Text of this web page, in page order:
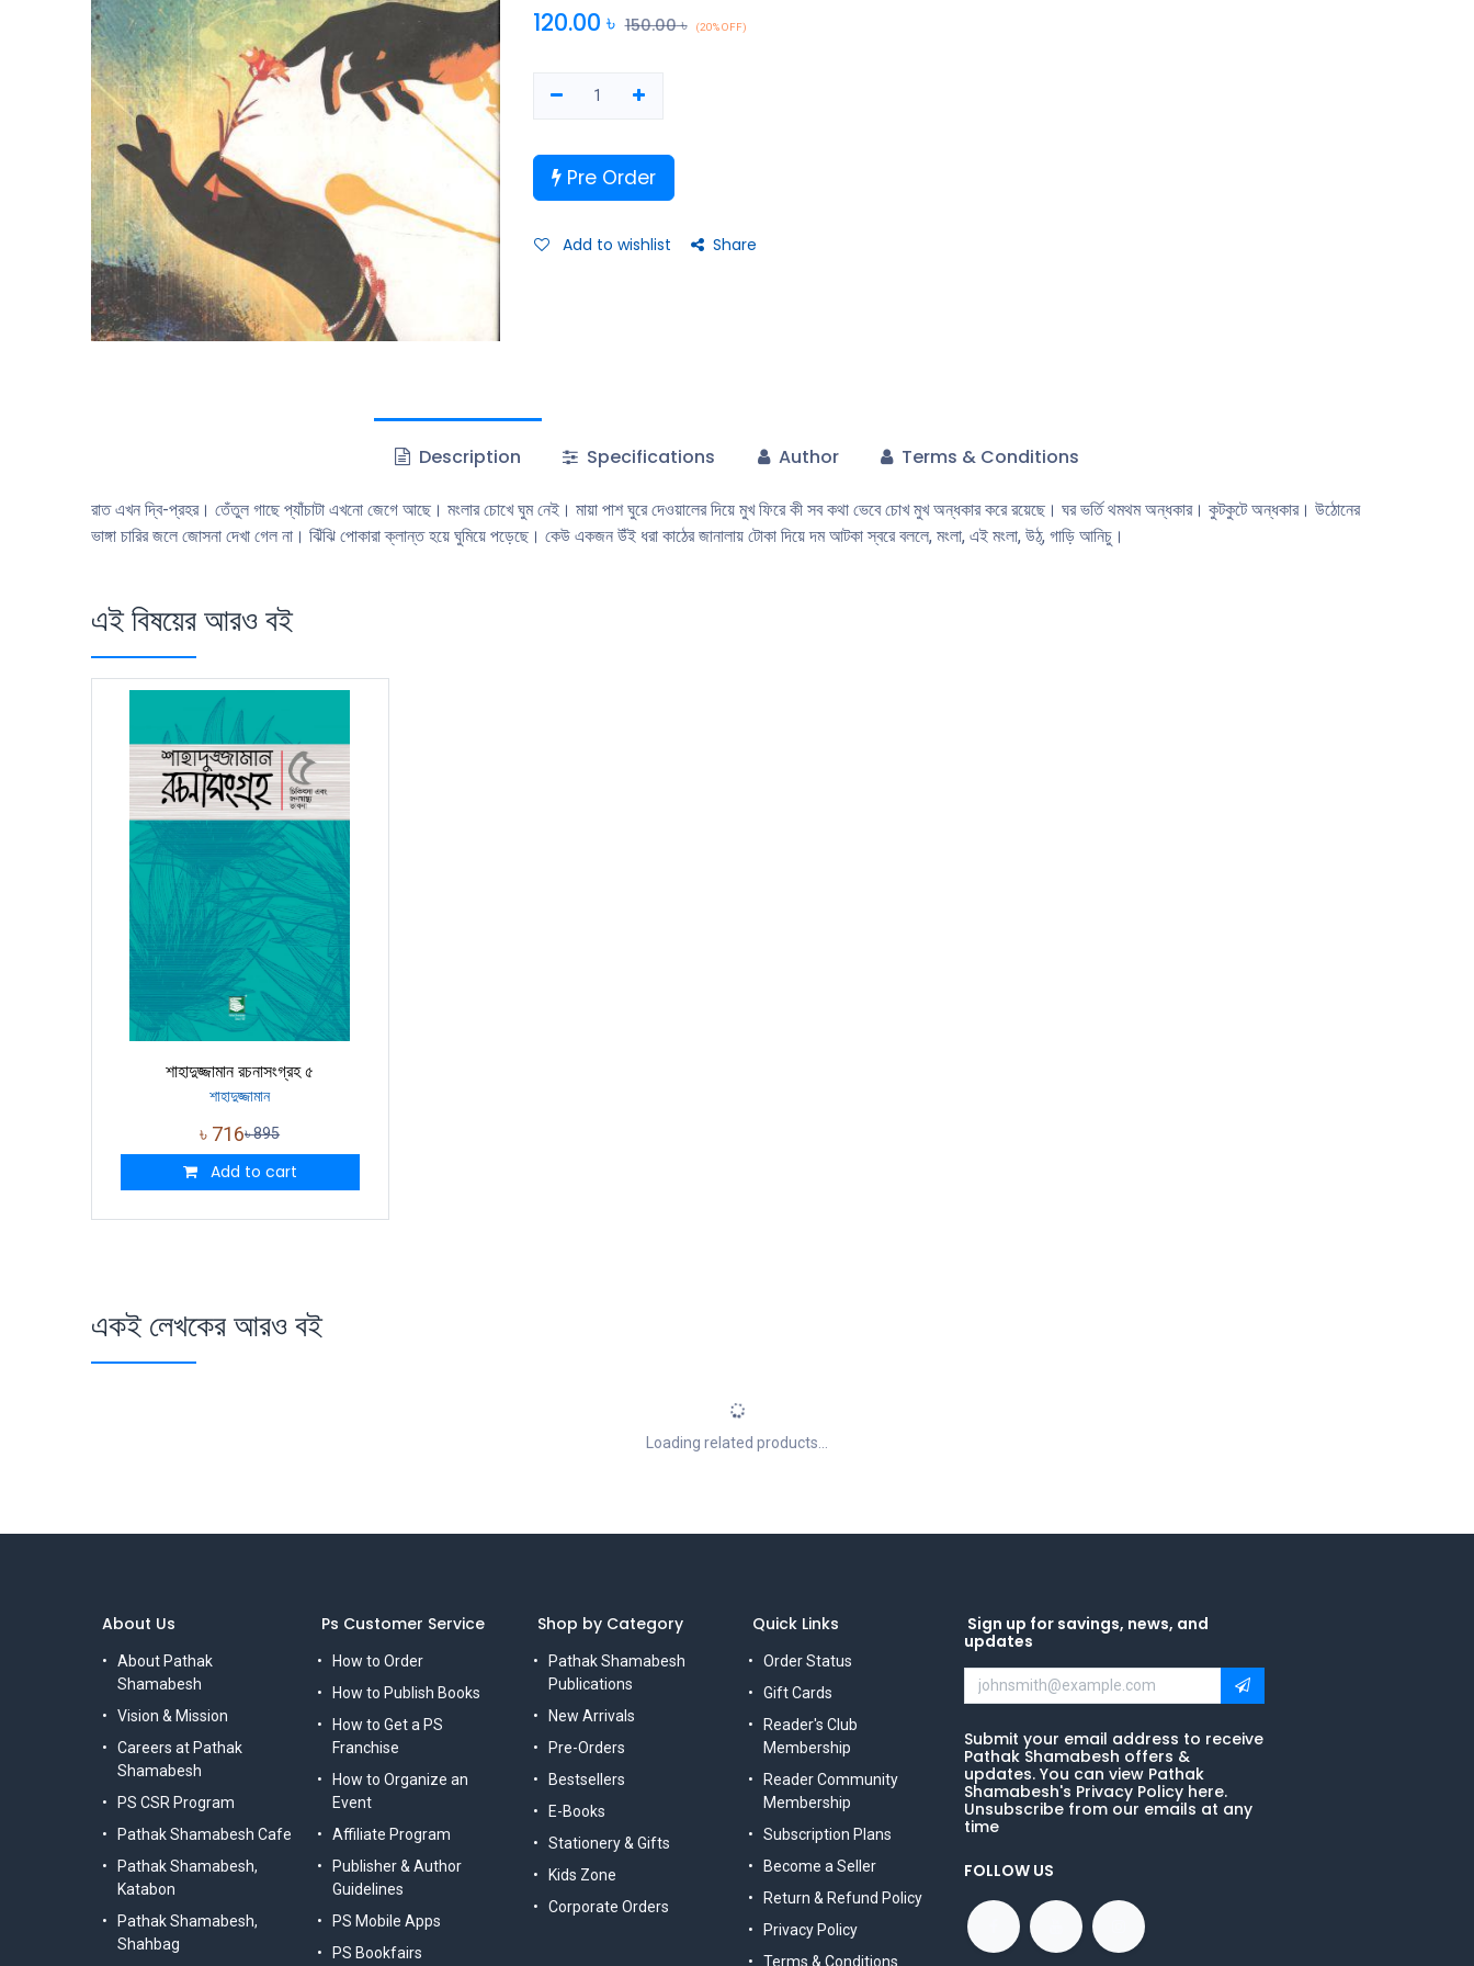
বললে, মংলা, এই মংলা, উঠ্, গাড়ি আনিচু।
120.00 ৳ 150.00৳ (20% OFF)
Pre Order
Add to wishlist Share
Description Specifications Author Terms & Conditions
রাত এখন দ্বি-প্রহর। তেঁতুল গাছে প্যাঁচাটা এখনো জেগে আছে। মংলার চোখে ঘুম নেই। মায়া পাশ ঘুরে দেওয়ালের দিয়ে মুখ ফিরে কী সব কথা ভেবে চোখ মুখ অন্ধকার করে রয়েছে। ঘর ভর্তি থমথম অন্ধকার। কুটকুটে অন্ধকার। উঠোনের
ভাঙ্গা চারির জলে জোসনা দেখা গেল না। ঝিঁঝি পোকারা ক্লান্ত হয়ে ঘুমিয়ে পড়েছে। কেউ একজন উঁই ধরা কাঠের জানালায় টোকা দিয়ে দম আটকা স্বরে বললে, মংলা, এই মংলা, উঠ্, গাড়ি আনিচু।
এই বিষয়ের আরও বই
শাহাদুজ্জামান রচনাসংগ্রহ ৫
শাহাদুজ্জামান
৳ 716৳895
Add to cart
একই লেখকের আরও বই
Loading related products...
Ps Customer Service
How to Order
How to Publish Books
How to Get a PS
Franchise
How to Organize an
Event
Affiliate Program
Publisher & Author
Guidelines
PS Mobile Apps
PS Bookfairs
Shop by Category
Pathak Shamabesh
Publications
New Arrivals
Pre-Orders
Bestsellers
E-Books
Stationery & Gifts
Kids Zone
Corporate Orders
Quick Links
Order Status
Gift Cards
Reader's Club
Membership
Reader Community
Membership
Subscription Plans
Become a Seller
Return & Refund Policy
Privacy Policy
Terms & Conditions
Sign up for savings, news, and
updates
Submit your email address to receive
Pathak Shamabesh offers &
updates. You can view Pathak
Shamabesh's Privacy Policy here.
Unsubscribe from our emails at any
time
FOLLOW US
About Us
About Pathak
Shamabesh
Vision & Mission
Careers at Pathak
Shamabesh
PS CSR Program
Pathak Shamabesh Cafe
Pathak Shamabesh,
Katabon
Pathak Shamabesh,
Shahbag